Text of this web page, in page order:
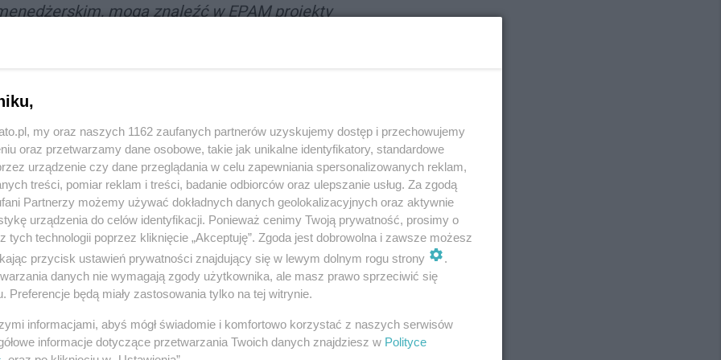
mogą znaleźć w EPAM projekty
rozwój – mówi Dawid Niedzwiedz, Senior
katowickim oddziałem EPAM
2011 roku. Oprócz Katowic, oddziały EPAM
Warszawie. W całej Polsce firma zatrudnia już
w Polsce
zwycięzcą badania AudIT 2020 przeprowadzanego
tytuł „Najlepsze Miejsce Pracy w IT w Polsce”.
my oraz naszych 1162 zaufanych partnerów uzyskujemy dostęp i przechowujemy
oraz przetwarzamy dane osobowe, takie jak unikalne identyfikatory, standardowe
urządzenie czy dane przeglądania w celu zapewniania spersonalizowanych reklam,
treści, pomiar reklam i treści, badanie odbiorców oraz ulepszanie usług. Za zgodą
Partnerzy możemy używać dokładnych danych geolokalizacyjnych oraz aktywnie
urządzenia do celów identyfikacji. Ponieważ cenimy Twoją prywatność, prosimy o
tych technologii poprzez kliknięcie „Akceptuję”. Zgoda jest dobrowolna i zawsze możesz
przycisk ustawień prywatności znajdujący się w lewym dolnym rogu strony
.
danych nie wymagają zgody użytkownika, ale masz prawo sprzeciwić się
Preferencje będą miały zastosowania tylko na tej witrynie.
informacjami, abyś mógł świadomie i komfortowo korzystać z naszych serwisów
informacje dotyczące przetwarzania Twoich danych znajdziesz w Polityce